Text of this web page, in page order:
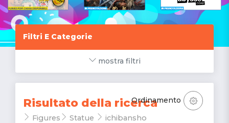
Filtri E Categorie
mostra filtri
Risultato della ricerca
Figures Statue ichibansho
Ordinamento